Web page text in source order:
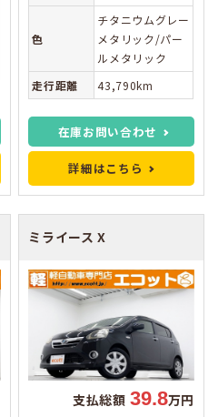
色
チタニウムグレー
メタリック/パー
ルメタリック
走行距離
43,790km
在庫お問い合わせ
詳細はこちら
ミライースX
支払総額 39.8万円